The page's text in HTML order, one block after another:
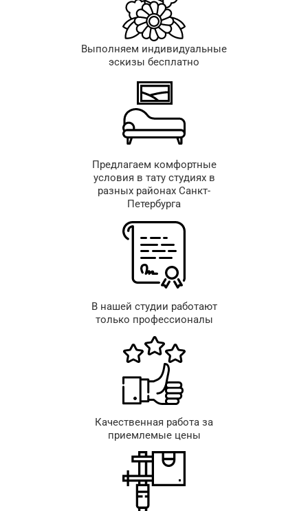
Выполняем индивидуальные
эскизы бесплатно
Предлагаем комфортные
условия в тату студиях в
разных районах Санкт-
Петербурга
В нашей студии работают
только профессионалы
Качественная работа за
приемлемые цены